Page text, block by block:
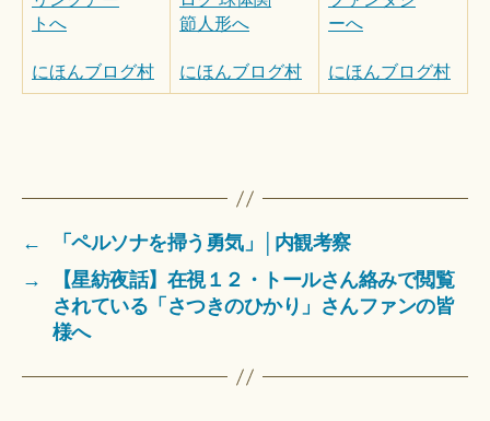
にほんブログ村 にほんブログ村 にほんブログ村
←
「ペルソナを掃う勇気」│内観考察
→
【星紡夜話】在視１２・トールさん絡みで閲覧
されている「さつきのひかり」さんファンの皆
様へ